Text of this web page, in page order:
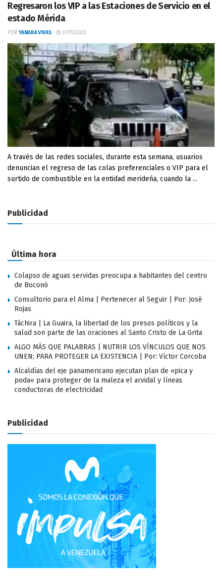
Regresaron los VIP a las Estaciones de Servicio en el
estado Mérida
POR YANARA VIVAS 27/11/2022
A través de las redes sociales, durante esta semana, usuarios
denuncian el regreso de las colas preferenciales o VIP para el
surtido de combustible en la entidad merideña, cuando la ...
Publicidad
Última hora
Colapso de aguas servidas preocupa a habitantes del centro
de Boconó
Consultorio para el Alma | Pertenecer al Seguir | Por: José
Rojas
Táchira | La Guaira, la libertad de los presos políticos y la
salud son parte de las oraciones al Santo Cristo de La Grita
ALGO MÁS QUE PALABRAS | NUTRIR LOS VÍNCULOS QUE NOS
UNEN; PARA PROTEGER LA EXISTENCIA | Por: Víctor Corcoba
Alcaldías del eje panamericano ejecutan plan de «pica y
poda» para proteger de la maleza el arvidal y líneas
conductoras de electricidad
Publicidad